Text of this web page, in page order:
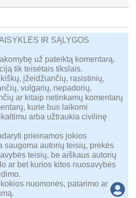
IR SĄLYGOS
už pateiktą komentarą.
tik teisėtais tikslais.
įžeidžiančių, rasistinių,
vulgarių, nepadorių,
ar kitaip netinkamų komentarų
kurie bus laikomi
arba užtraukia civilinę
prieinamos jokios
saugoma autorių teisių, prekės
teisių, be aiškaus autorių
ar bet kurios kitos nuosavybės
nuomonės, patarimo ar